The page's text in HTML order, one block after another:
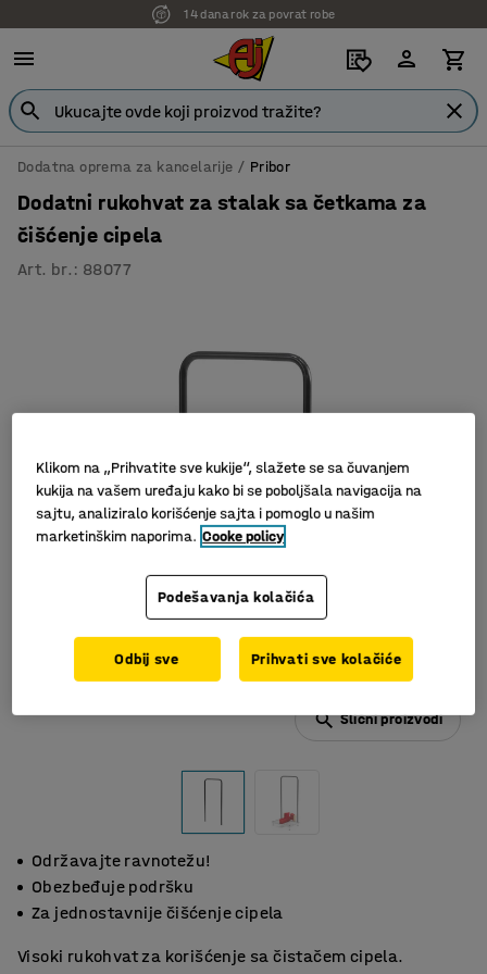
14 dana rok za povrat robe
7 godina garancije
Dodatna oprema za kancelarije Pribor
Dodatni rukohvat za stalak sa četkama za
čišćenje cipela
Art. br. : 88077
Slični proizvodi
Održavajte ravnotežu!
Obezbeđuje podršku
Za jednostavnije čišćenje cipela
Visoki rukohvat za korišćenje sa čistačem cipela.
Klikom na „Prihvatite sve kukije“, slažete se sa čuvanjem
kukija na vašem uređaju kako bi se poboljšala navigacija na
sajtu, analiziralo korišćenje sajta i pomoglo u našim
marketinškim naporima. Cooke policy
Podešavanja kolačića
Odbij sve Prihvati sve kolačiće